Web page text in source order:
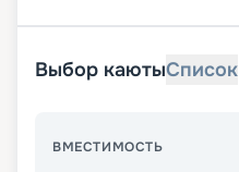
Выбор каютыСписок
ВМЕСТИМОСТЬ